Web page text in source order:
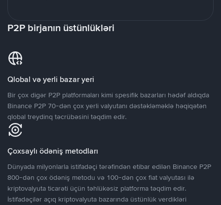
P2P birjanın üstünlükləri
Qlobal və yerli bazar yeri
Bir çox digər P2P platformaları kimi spesifik bazarları hədəf aldıqda
Binance P2P 70-dən çox yerli valyutanı dəstəkləməklə həqiqətən
qlobal treydinq təcrübəsini təqdim edir.
Çoxsaylı ödəniş metodları
Dünyada milyonlarla istifadəçi tərəfindən etibar edilən Binance P2P
800-dən çox ödəniş metodu və 100-dən çox fiat valyutası ilə
kriptovalyuta ticarəti üçün təhlükəsiz platforma təqdim edir.
İstifadəçilər açıq kriptovalyuta bazarında üstünlük verdikləri